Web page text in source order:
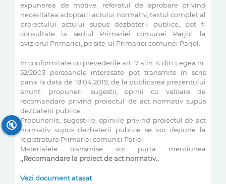
expunerea de motive, referatul de aprobare privind
necesitatea adoptarii actului normativ, textul complet al
proiectului actului supus dezbaterii publice, pot fi
consultate la sediul Primariei comunei Parjol, la
avizierul Primariei, pe site-ul Primariei comunei Parjol.
In conformitate cu prevederile art. 7 alin. 4 din Legea nr.
52/2003 persoanele interesate pot transmite in scris
pana la data de 18.04.2019, de la publicarea prezentului
anunt, propuneri, sugestii, opinii cu valoare de
recomandare privind proiectul de act normativ supus
dezbaterii publice.
Propunerile, sugestiile, opiniile privind proiectul de act
normativ supus dezbaterii publice se vor depune la
registratura Primariei comunei Parjol.
Materialele transmise vor purta mentiunea
,,Recomandare la proiect de act norrnativ.,
Vezi document atașat
🔇